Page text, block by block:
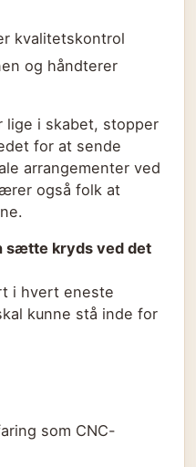
kvalitetskontrol
og håndterer
lige i skabet, stopper
for at sende
arrangementer ved
også folk at
sætte kryds ved det
i hvert eneste
kunne stå inde for
som CNC-